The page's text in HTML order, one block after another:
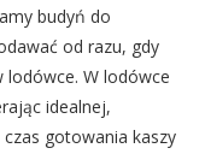
budyń do
od razu, gdy
lodówce. W lodówce
idealnej,
gotowania kaszy